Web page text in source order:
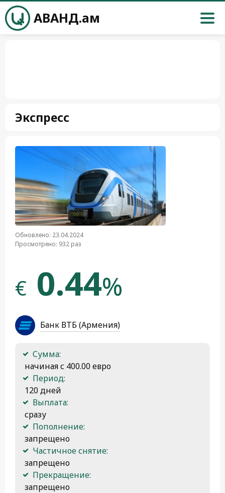
АВАНД.ам
Экспресс
Обновлено: 23.04.2024
Просмотрено: 932 раз
€ 0.44%
Банк ВТБ (Армения)
Сумма:
начиная с 400.00 евро
Период:
120 дней
Выплата:
сразу
Пополнение:
запрещено
Частичное снятие:
запрещено
Прекращение:
запрещено